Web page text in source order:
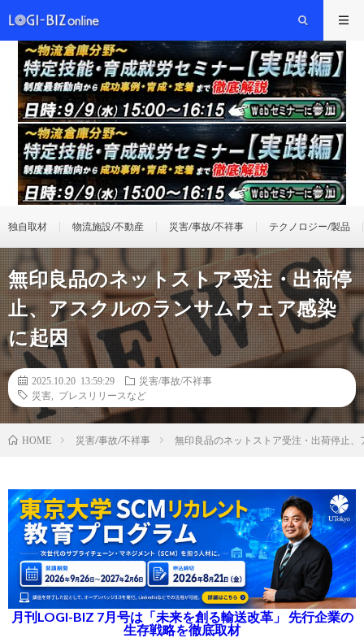
独自取材 物流施設/不動産 災害/事故/不祥事 テクノロジー/製品
無印良品のネットストア受注・出荷停
止、アスクルのランサムウェア感染
に起因
2025.10.20 13:59:29
災害/事故/不祥事
災害
プレスリリースなど
HOME 災害/事故/不祥事 無印良品のネットストア受注・出荷停止
月刊LOGI-BIZ 7月号は「未来を創る輸送改革」 先行企業の
生存戦略を徹底取材